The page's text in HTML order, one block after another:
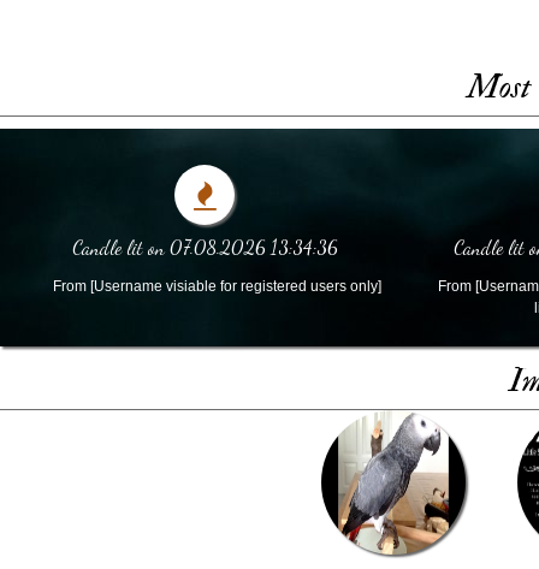
Most
Candle lit on 07.08.2026 13:34:36
From [Username visiable for registered users only]
Candle lit
From